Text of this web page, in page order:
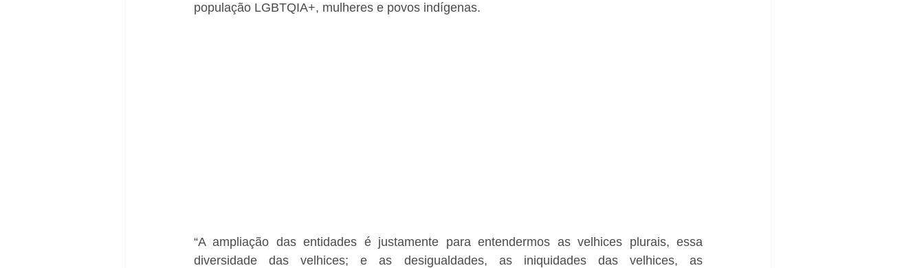
população LGBTQIA+, mulheres e povos indígenas.
“A ampliação das entidades é justamente para entendermos as velhices plurais, essa
diversidade das velhices; e as desigualdades, as iniquidades das velhices, as